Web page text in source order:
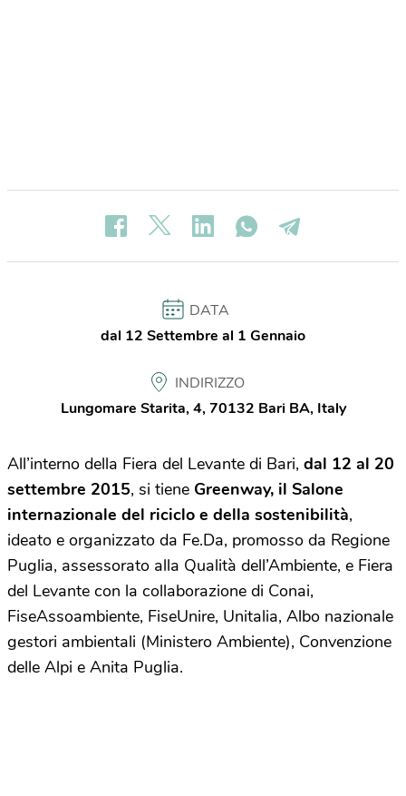
DATA
dal 12 Settembre al 1 Gennaio
INDIRIZZO
Lungomare Starita, 4, 70132 Bari BA, Italy
All’interno della Fiera del Levante di Bari, dal 12 al 20
settembre 2015, si tiene Greenway, il Salone
internazionale del riciclo e della sostenibilità,
ideato e organizzato da Fe.Da, promosso da Regione
Puglia, assessorato alla Qualità dell’Ambiente, e Fiera
del Levante con la collaborazione di Conai,
FiseAssoambiente, FiseUnire, Unitalia, Albo nazionale
gestori ambientali (Ministero Ambiente), Convenzione
delle Alpi e Anita Puglia.